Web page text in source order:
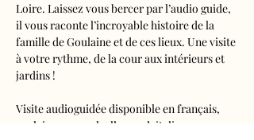
Loire. Laissez vous bercer par l’audio guide,
il vous raconte l’incroyable histoire de la
famille de Goulaine et de ces lieux. Une visite
à votre rythme, de la cour aux intérieurs et
jardins !
Visite audioguidée disponible en français,
anglais, espagnol, allemand, italien,